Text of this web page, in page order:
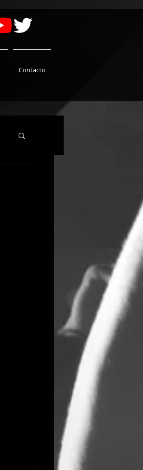
Contacto